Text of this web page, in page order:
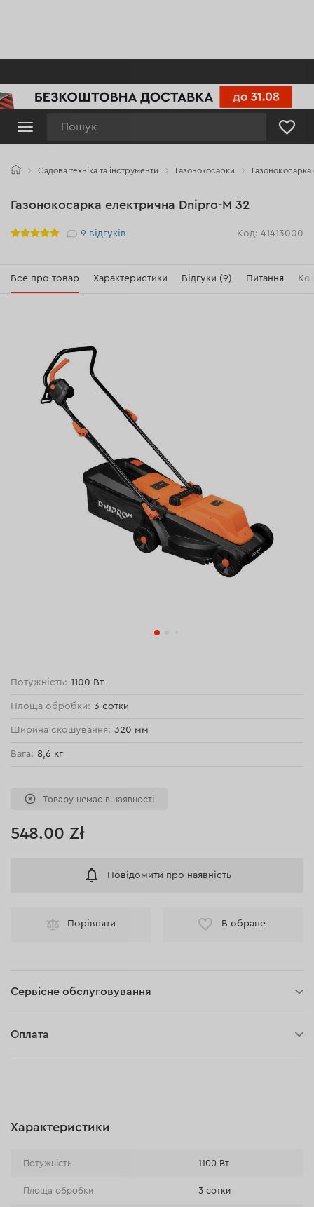
Садова техніка та інструменти Газонокосарки
Газонокосарка електрична Dnipro-M 32
Рейтинг 9 відгуків Код: 41413000
Все про товар Характеристики Відгуки (9) Питання
Потужність: 1100 Вт
Площа обробки: 3 сотки
Ширина скошування: 320 мм
Вага: 8,6 кг
Товару немає в наявності
548.00 Zł
Повідомити про наявність
Порівняти В обране
Сервісне обслуговування
Оплата
Оплата на розрахунковий рахунок (Традиційний переказ)
Оплата при отриманні в магазині
Характеристики
Потужність 1100 Вт
Площа обробки 3 сотки